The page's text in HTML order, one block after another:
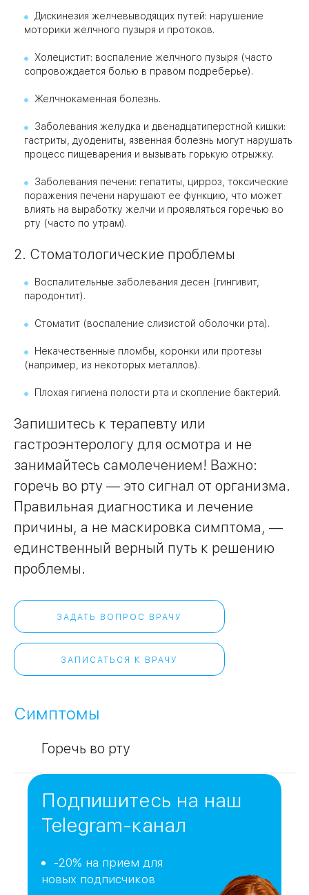
Дискинезия желчевыводящих путей: нарушение
моторики желчного пузыря и протоков.
Холецистит: воспаление желчного пузыря (часто
сопровождается болью в правом подреберье).
Желчнокаменная болезнь.
Заболевания желудка и двенадцатиперстной кишки:
гастриты, дуодениты, язвенная болезнь могут нарушать
процесс пищеварения и вызывать горькую отрыжку.
Заболевания печени: гепатиты, цирроз, токсические
поражения печени нарушают ее функцию, что может
влиять на выработку желчи и проявляться горечью во
рту (часто по утрам).
2. Стоматологические проблемы
Воспалительные заболевания десен (гингивит,
пародонтит).
Стоматит (воспаление слизистой оболочки рта).
Некачественные пломбы, коронки или протезы
(например, из некоторых металлов).
Плохая гигиена полости рта и скопление бактерий.
Запишитесь к терапевту или
гастроэнтерологу для осмотра и не
занимайтесь самолечением! Важно:
горечь во рту — это сигнал от организма.
Правильная диагностика и лечение
причины, а не маскировка симптома, —
единственный верный путь к решению
проблемы.
ЗАДАТЬ ВОПРОС ВРАЧУ
ЗАПИСАТЬСЯ К ВРАЧУ
Симптомы
Горечь во рту
Подпишитесь на наш
Telegram-канал
-20% на прием для
новых подписчиков